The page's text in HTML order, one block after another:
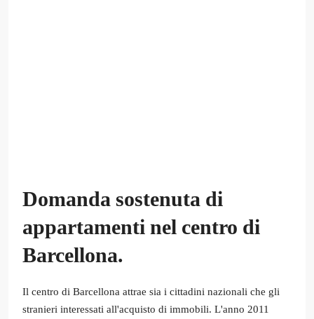
Domanda sostenuta di
appartamenti nel centro di
Barcellona.
Il centro di Barcellona attrae sia i cittadini nazionali che gli
stranieri interessati all'acquisto di immobili. L'anno 2011